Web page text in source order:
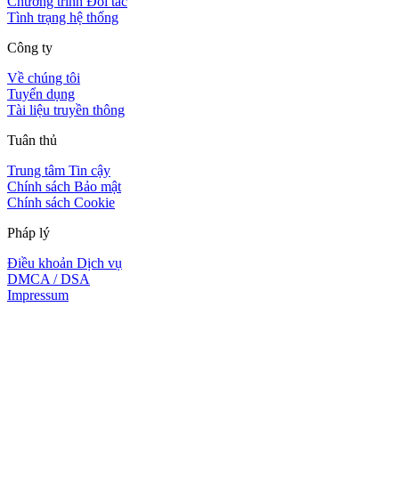
Tình trạng hệ thống
Công ty
Về chúng tôi
Tuyển dụng
Tài liệu truyền thông
Tuân thủ
Trung tâm Tin cậy
Chính sách Bảo mật
Chính sách Cookie
Pháp lý
Điều khoản Dịch vụ
DMCA / DSA
Impressum